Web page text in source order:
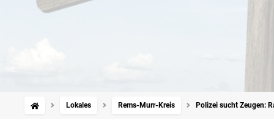
Lokales Rems-Murr-Kreis Polizei sucht Zeugen: